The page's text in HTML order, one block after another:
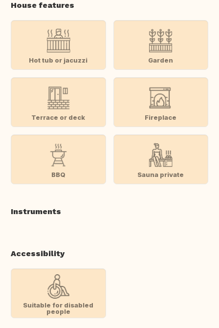
House features
Hot tub or jacuzzi Garden
Terrace or deck Fireplace
BBQ Sauna private
Instruments
Accessibility
Suitable for disabled
people